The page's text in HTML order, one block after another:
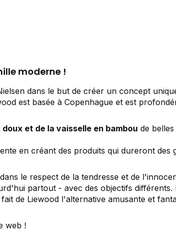
moderne !
dans le but de créer un concept
est basée à Copenhague et est
et de la vaisselle en bambou de
en créant des produits qui dureront des
le respect de la tendresse et de
partout - avec des objectifs
de Liewood l'alternative amusante et
web !